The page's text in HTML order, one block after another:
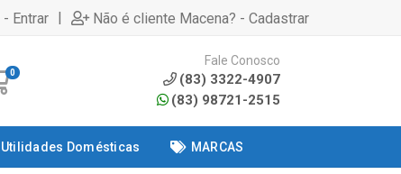
Entrar | Não é cliente Macena? - Cadastrar
0
Fale Conosco
(83) 3322-4907
(83) 98721-2515
Utilidades Domésticas MARCAS